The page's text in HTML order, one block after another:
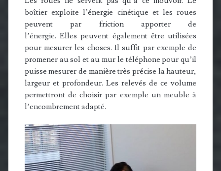
boîtier exploite l’énergie cinétique et les roues
peuvent par friction apporter de
l’énergie. Elles peuvent également être utilisées
pour mesurer les choses. Il suffit par exemple de
promener au sol et au mur le téléphone pour qu’il
puisse mesurer de manière très précise la hauteur,
largeur et profondeur. Les relevés de ce volume
permettront de choisir par exemple un meuble à
l’encombrement adapté.